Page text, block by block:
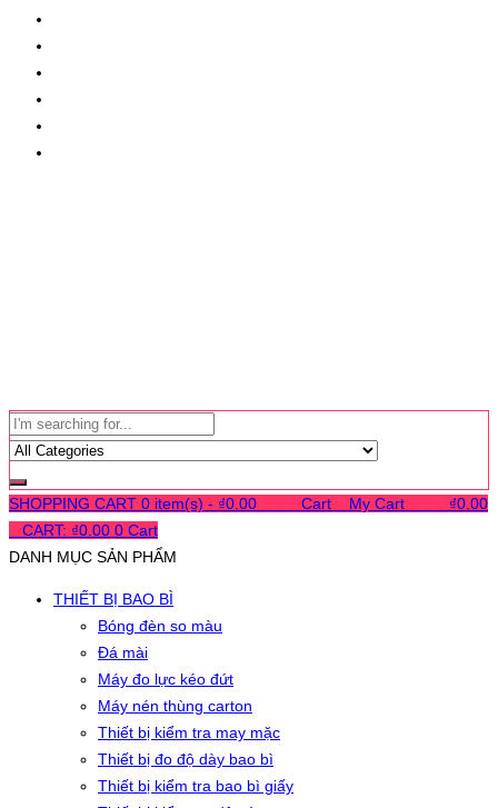
SHOPPING CART 0 item(s) - ₫0.00 Cart My Cart ₫0.00
CART: ₫0.00 0 Cart
DANH MỤC SẢN PHẨM
THIẾT BỊ BAO BÌ
Bóng đèn so màu
Đá mài
Máy đo lực kéo đứt
Máy nén thùng carton
Thiết bị kiểm tra may mặc
Thiết bị đo độ dày bao bì
Thiết bị kiểm tra bao bì giấy